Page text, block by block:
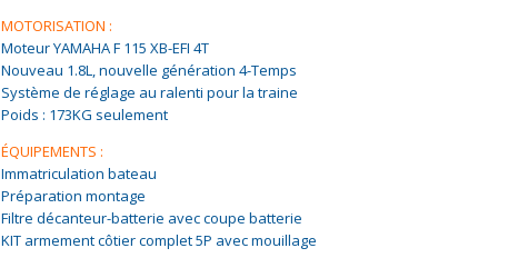
MOTORISATION :
Moteur YAMAHA F 115 XB-EFI 4T
Nouveau 1.8L, nouvelle génération 4-Temps
Système de réglage au ralenti pour la traine
Poids : 173KG seulement
ÉQUIPEMENTS :
Immatriculation bateau
Préparation montage
Filtre décanteur-batterie avec coupe batterie
KIT armement côtier complet 5P avec mouillage